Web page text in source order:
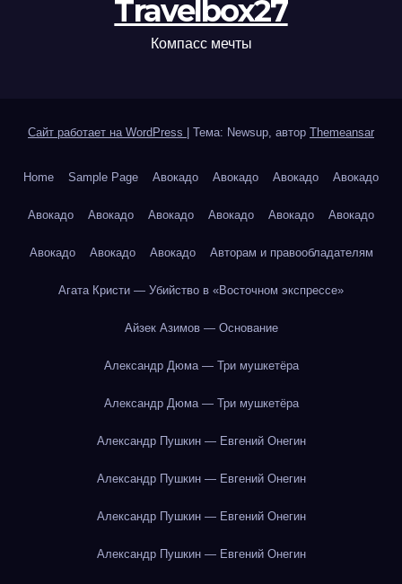
Travelbox27
Компасс мечты
Сайт работает на WordPress Тема: Newsup, автор Themeansar
Home Sample Page Авокадо Авокадо Авокадо Авокадо
Авокадо Авокадо Авокадо Авокадо Авокадо Авокадо
Авокадо Авокадо Авокадо Авторам и правообладателям
Агата Кристи — Убийство в «Восточном экспрессе»
Айзек Азимов — Основание
Александр Дюма — Три мушкетёра
Александр Дюма — Три мушкетёра
Александр Пушкин — Евгений Онегин
Александр Пушкин — Евгений Онегин
Александр Пушкин — Евгений Онегин
Александр Пушкин — Евгений Онегин